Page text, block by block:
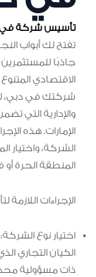
تأسيس شركة
تفتح لك أبواب
جاذبًا
الاقتصادي
شركتك في دبي، لا
والإدارية التي
الإمارات. هذه
الشركة، واختيار
المنطقة الحرة أو
الإجراءات
اختيار نوع
الكيان التجاري
ذات مسؤولية